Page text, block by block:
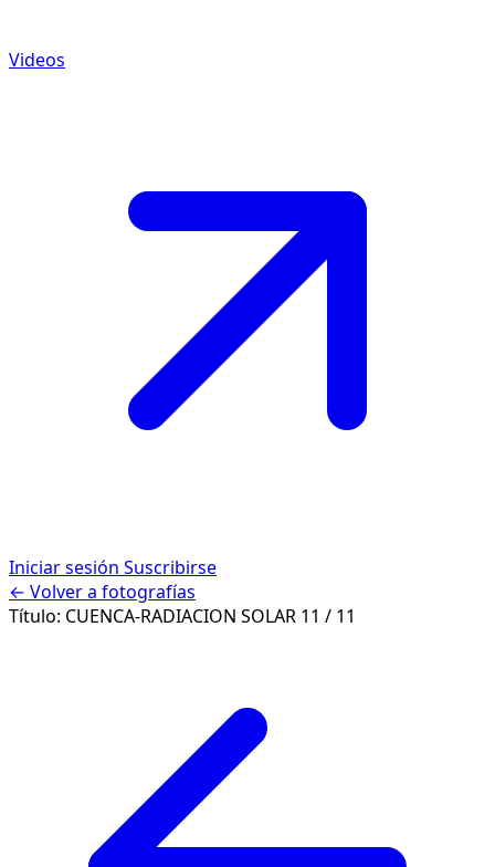
Videos
Iniciar sesión Suscribirse
← Volver a fotografías
Título: CUENCA-RADIACION SOLAR 11 / 11